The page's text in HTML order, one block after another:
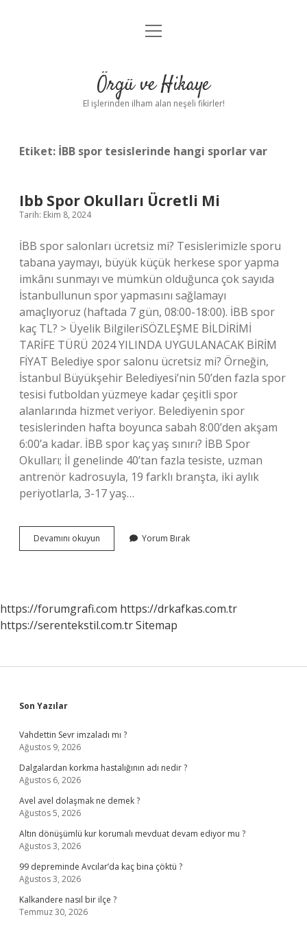
Anasayfa
Yasal Uyarı
menüyü
Örgü ve Hikaye
El işlerinden ilham alan neşeli fikirler!
Etiket: İBB spor tesislerinde hangi sporlar var
Ibb Spor Okulları Ücretli Mi
Tarih: Ekim 8, 2024
İBB spor salonları ücretsiz mi? Tesislerimizle sporu
tabana yaymayı, büyük küçük herkese spor yapma
imkânı sunmayı ve mümkün olduğunca çok sayıda
İstanbullunun spor yapmasını sağlamayı
amaçlıyoruz (haftada 7 gün, 08:00-18:00). İBB spor
kaç TL? > Üyelik BilgileriSÖZLEŞME BİLDİRİMİ
TARİFE TÜRÜ 2024 YILINDA UYGULANACAK BİRİM
FİYAT Belediye spor salonu ücretsiz mi? Örneğin,
İstanbul Büyükşehir Belediyesi’nin 50’den fazla spor
tesisi futboldan yüzmeye kadar çeşitli spor
alanlarında hizmet veriyor. Belediyenin spor
tesislerinden hafta boyunca sabah 8:00’den akşam
6:00’a kadar. İBB spor kaç yaş sınırı? İBB Spor
Okulları; İl genelinde 40’tan fazla tesiste, uzman
antrenör kadrosuyla, 19 farklı branşta, iki aylık
periyotlarla, 3-17 yaş…
Devamını okuyun
Spor
Yorum Bırak
https://forumgrafi.com https://drkafkas.com.tr
https://serentekstil.com.trSitemap
Sidebar
Son Yazılar
Vahdettin Sevr imzaladı mı ?
Ağustos 9, 2026
Dalgalardan korkma hastalığının adı nedir ?
Ağustos 6, 2026
Avel avel dolaşmak ne demek ?
Ağustos 5, 2026
Altın dönüşümlü kur korumalı mevduat devam ediyor mu ?
Ağustos 3, 2026
99 depreminde Avcılar’da kaç bina çöktü ?
Ağustos 3, 2026
Kalkandere nasıl bir ilçe ?
Temmuz 30, 2026